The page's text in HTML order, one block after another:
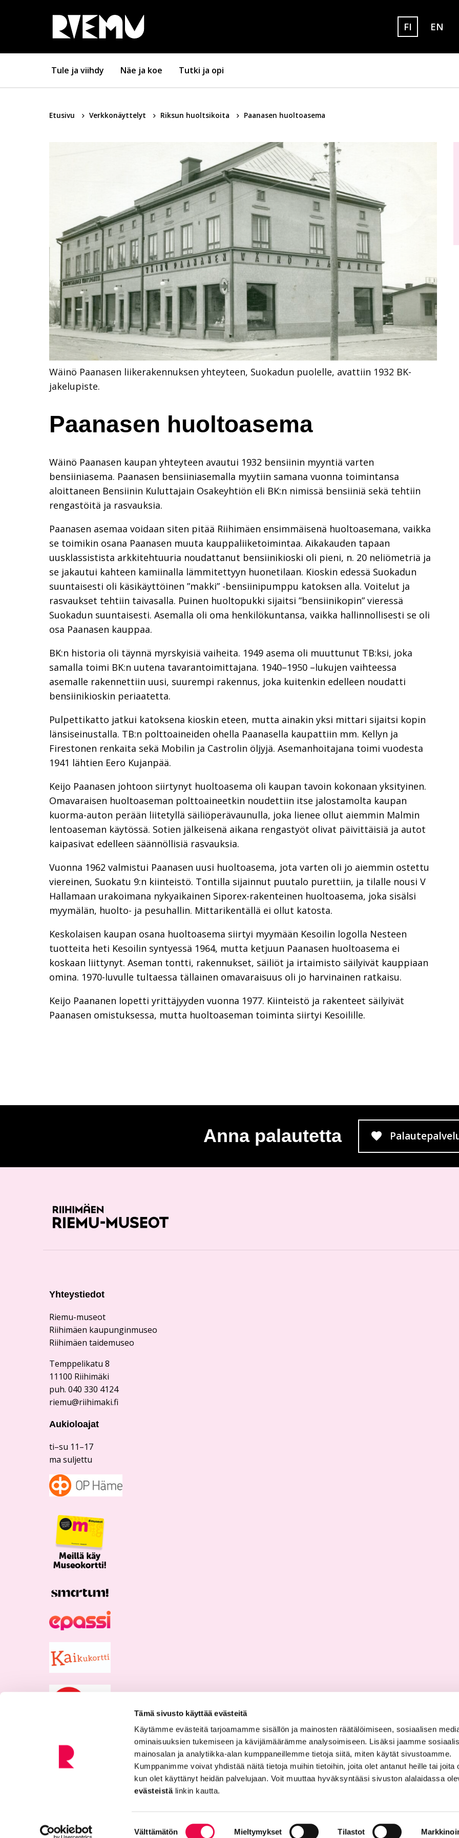
Tämä sivusto käyttää evästeitä
Käytämme evästeitä tarjoamamme sisällön ja mainosten räätälöimiseen, sosiaalisen
ominaisuuksien tukemiseen ja kävijämäärämme analysoimiseen. Lisäksi jaamme
mainosalan ja analytiikka-alan kumppaneillemme tietoja siitä, miten käytät sivustoamme.
Kumppanimme voivat yhdistää näitä tietoja muihin tietoihin, joita olet antanut heille tai joita
kun olet käyttänyt heidän palvelujaan. Voit muuttaa hyväksyntääsi sivuston alalaidassa
evästeistä linkin kautta.
Välttämätön Mieltymykset Tilastot
FI
Sivuston
EN
Set
Tule ja viihdy Näe ja koe Tutki ja opi
Etusivu Verkkonäyttelyt Riksun huoltsikoita Paanasen huoltoasema
Wäinö Paanasen liikerakennuksen yhteyteen, Suokadun puolelle, avattiin 1932 BK-
jakelupiste.
Paanasen huoltoasema
Wäinö Paanasen kaupan yhteyteen avautui 1932 bensiinin myyntiä varten
bensiiniasema. Paanasen bensiiniasemalla myytiin samana vuonna toimintansa
aloittaneen Bensiinin Kuluttajain Osakeyhtiön eli BK:n nimissä bensiiniä sekä tehtiin
rengastöitä ja rasvauksia.
Paanasen asemaa voidaan siten pitää Riihimäen ensimmäisenä huoltoasemana, vaikka
se toimikin osana Paanasen muuta kauppaliiketoimintaa. Aikakauden tapaan
uusklassistista arkkitehtuuria noudattanut bensiinikioski oli pieni, n. 20 neliömetriä ja
se jakautui kahteen kamiinalla lämmitettyyn huonetilaan. Kioskin edessä Suokadun
suuntaisesti oli käsikäyttöinen ”makki” -bensiinipumppu katoksen alla. Voitelut ja
rasvaukset tehtiin taivasalla. Puinen huoltopukki sijaitsi ”bensiinikopin” vieressä
Suokadun suuntaisesti. Asemalla oli oma henkilökuntansa, vaikka hallinnollisesti se oli
osa Paanasen kauppaa.
BK:n historia oli täynnä myrskyisiä vaiheita. 1949 asema oli muuttunut TB:ksi, joka
samalla toimi BK:n uutena tavarantoimittajana. 1940–1950 –lukujen vaihteessa
asemalle rakennettiin uusi, suurempi rakennus, joka kuitenkin edelleen noudatti
bensiinikioskin periaatetta.
Pulpettikatto jatkui katoksena kioskin eteen, mutta ainakin yksi mittari sijaitsi kopin
länsiseinustalla. TB:n polttoaineiden ohella Paanasella kaupattiin mm. Kellyn ja
Firestonen renkaita sekä Mobilin ja Castrolin öljyjä. Asemanhoitajana toimi vuodesta
1941 lähtien Eero Kujanpää.
Keijo Paanasen johtoon siirtynyt huoltoasema oli kaupan tavoin kokonaan yksityinen.
Omavaraisen huoltoaseman polttoaineetkin noudettiin itse jalostamolta kaupan
kuorma-auton perään liitetyllä säiliöperävaunulla, joka lienee ollut aiemmin Malmin
lentoaseman käytössä. Sotien jälkeisenä aikana rengastyöt olivat päivittäisiä ja autot
kaipasivat edelleen säännöllisiä rasvauksia.
Vuonna 1962 valmistui Paanasen uusi huoltoasema, jota varten oli jo aiemmin ostettu
viereinen, Suokatu 9:n kiinteistö. Tontilla sijainnut puutalo purettiin, ja tilalle nousi V
Hallamaan urakoimana nykyaikainen Siporex-rakenteinen huoltoasema, joka sisälsi
myymälän, huolto- ja pesuhallin. Mittarikentällä ei ollut katosta.
Keskolaisen kaupan osana huoltoasema siirtyi myymään Kesoilin logolla Nesteen
tuotteita heti Kesoilin syntyessä 1964, mutta ketjuun Paanasen huoltoasema ei
koskaan liittynyt. Aseman tontti, rakennukset, säiliöt ja irtaimisto säilyivät kauppiaan
omina. 1970-luvulle tultaessa tällainen omavaraisuus oli jo harvinainen ratkaisu.
Keijo Paananen lopetti yrittäjyyden vuonna 1977. Kiinteistö ja rakenteet säilyivät
Paanasen omistuksessa, mutta huoltoaseman toiminta siirtyi Kesoilille.
Anna palautetta Siirtyy
Yhteystiedot
Riemu-museot
Riihimäen kaupunginmuseo
Riihimäen taidemuseo
Temppelikatu 8
11100 Riihimäki
puh. 040 330 4124
riemu@riihimaki.fi
Aukioloajat
ti–su 11–17
ma suljettu
Saavutettavuusseloste